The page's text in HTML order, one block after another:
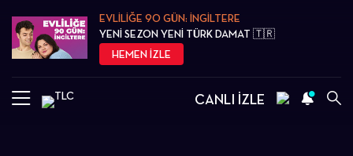
EVLİLİĞE 90 GÜN: İNGİLTERE
YENİ SEZON YENİ TÜRK DAMAT 🇹🇷
HEMEN İZLE
CANLI İZLE